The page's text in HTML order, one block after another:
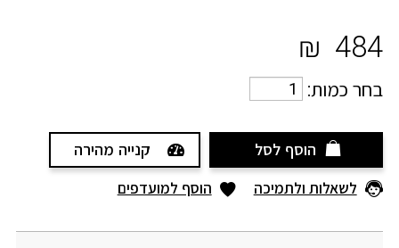
484
₪
בחר כמות:
הוסף לסל קנייה מהירה
לשאלות ולתמיכה הוסף למועדפים